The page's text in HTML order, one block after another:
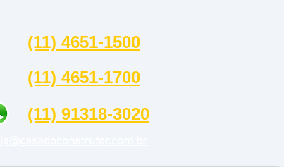
(11) 4651-1500
(11) 4651-1700
(11) 91318-3020